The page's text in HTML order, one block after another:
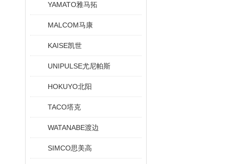
YAMATO雅马拓
MALCOM马康
KAISE凯世
UNIPULSE尤尼帕斯
HOKUYO北阳
TACO塔克
WATANABE渡边
SIMCO思美高